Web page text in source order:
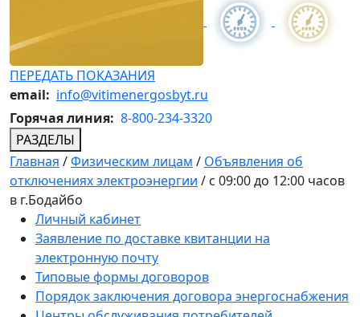
ПЕРЕДАТЬ ПОКАЗАНИЯ
email: info@vitimenergosbyt.ru
Горячая линия: 8-800-234-3320
РАЗДЕЛЫ
Главная /Физическим лицам / Объявления об
отключениях электроэнергии / c 09:00 до 12:00 часов
в г.Бодайбо
Личный кабинет
Заявление по доставке квитанции на
электронную почту
Типовые формы договоров
Порядок заключения договора энергоснабжения